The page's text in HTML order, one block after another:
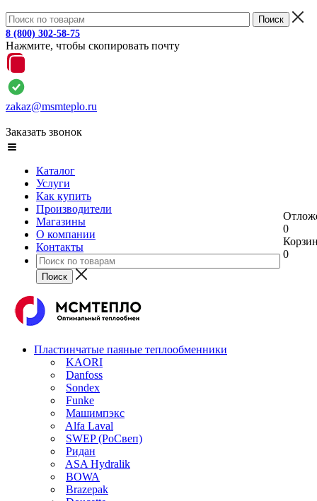
8 (800) 302-58-75
Нажмите, чтобы скопировать почту
zakaz@msmteplo.ru
Заказать звонок
Каталог
Услуги
Как купить
Производители
Магазины
О компании
Контакты
0
0
Пластинчатые паяные теплообменники
KAORI
Danfoss
Sondex
Funke
Машимпэкс
Alfa Laval
SWEP (РоСвеп)
Ридан
ASA Hydralik
BOWA
Brazepak